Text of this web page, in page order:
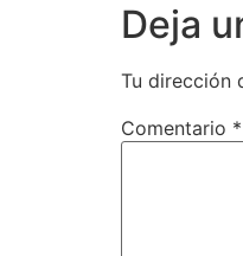
Deja
Tu dirección
Comentario *